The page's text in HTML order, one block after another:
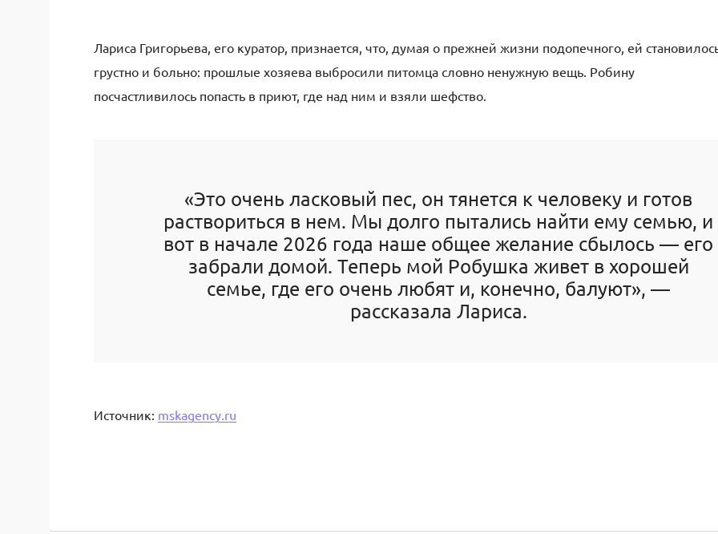
Лариса Григорьева, его куратор, признается, что, думая о прежней жизни подопечного, ей
грустно и больно: прошлые хозяева выбросили питомца словно ненужную вещь. Робину
посчастливилось попасть в приют, где над ним и взяли шефство.
«Это очень ласковый пес, он тянется к человеку и готов
раствориться в нем. Мы долго пытались найти ему семью, и
вот в начале 2026 года наше общее желание сбылось — его
забрали домой. Теперь мой Робушка живет в хорошей
семье, где его очень любят и, конечно, балуют», —
рассказала Лариса.
Источник: mskagency.ru